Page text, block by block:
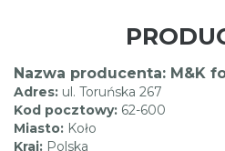
Nazwa producenta: M&K
Adres: ul. Toruńska 267
Kod pocztowy: 62-600
Miasto: Koło
Kraj: Polska